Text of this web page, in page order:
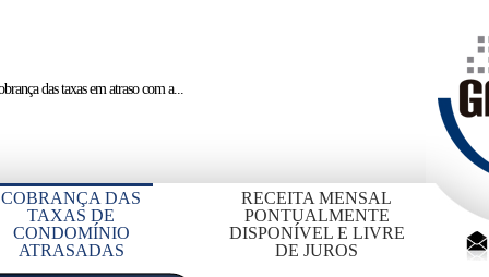
das taxas em atrasocom a...
COBRANÇA DAS
TAXAS DE
CONDOMÍNIO
ATRASADAS
RECEITA MENSAL
PONTUALMENTE
DISPONÍVEL E LIVRE
DE JUROS